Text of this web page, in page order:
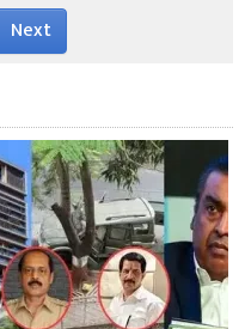
Next